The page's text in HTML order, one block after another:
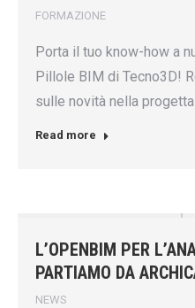
FORMAZIONE
Porta il tuo know-how a
Pillole BIM di Tecno3D!
sulle novità nella
Read more
L’OPENBIM PER
PARTIAMO DA
NEWS